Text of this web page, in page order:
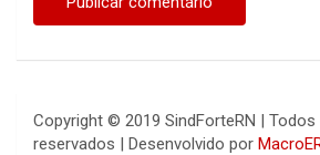
Copyright © 2019 SindForteRN |
reservados | Desenvolvido por